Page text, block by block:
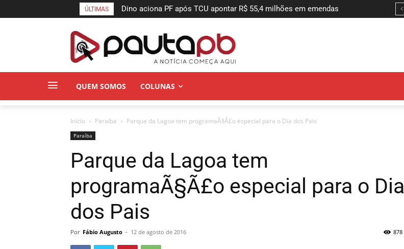
ÚLTIMAS
Dino aciona PF após TCU apontar R$ 55,4 milhões em emendas
QUEM SOMOS COLUNAS
Início Paraí­ba Parque da Lagoa tem programaÃ§Ã£o especial para o Dia dos Pais
Paraí­ba
Parque da Lagoa tem
programaÃ§Ã£o especial para o Dia
dos Pais
Por Fábio Augusto - 12 de agosto de 2016 878